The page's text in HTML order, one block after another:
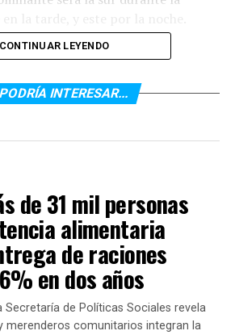
artísticas y las ferias de
CONTINUAR LEYENDO
INTERESAR...
de 31 mil personas
alimentaria
de raciones
en dos años
Secretaría de Políticas Sociales revela
merenderos comunitarios integran la